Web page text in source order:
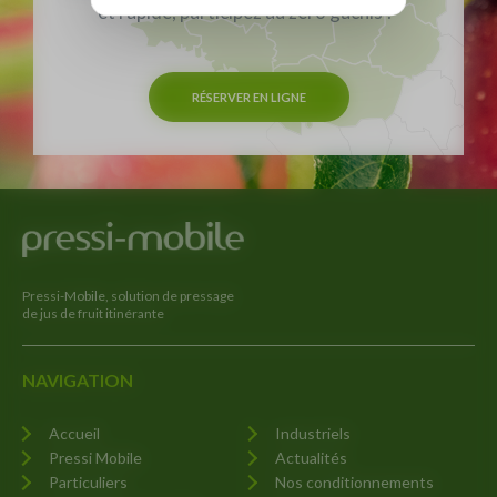
et rapide, participez au zéro gâchis !"
RÉSERVER EN LIGNE
Pressi-Mobile, solution de pressage
de jus de fruit itinérante
NAVIGATION
Accueil
Pressi Mobile
Particuliers
Industriels
Actualités
Nos conditionnements